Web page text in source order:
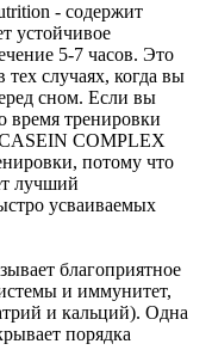
- содержит
устойчивое
5-7 часов. Это
случаях, когда вы
сном. Если вы
время тренировки
COMPLEX
потому что
лучший
усваиваемых
благоприятное
и иммунитет,
и кальций). Одна
порядка